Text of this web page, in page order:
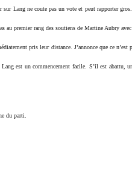
Lang ne coute pas un vote et peut rapporter
premier rang des soutiens de Martine Aubry
pris leur distance. J’annonce que ce
est un commencement facile. S’il est
du parti.